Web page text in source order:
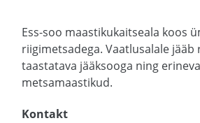
Ess-soo maastikukaitseala koos
riigimetsadega. Vaatlusalale jääb
taastatava jääksooga ning
metsamaastikud.
Kontakt